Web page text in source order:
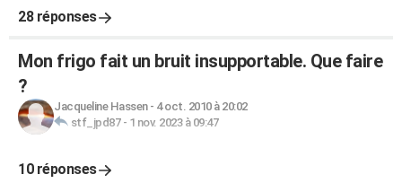
28 réponses
Mon frigo fait un bruit insupportable. Que faire
?
Jacqueline Hassen- 4 oct. 2010 à 20:02
stf_jpd87- 1 nov. 2023 à 09:47
10 réponses